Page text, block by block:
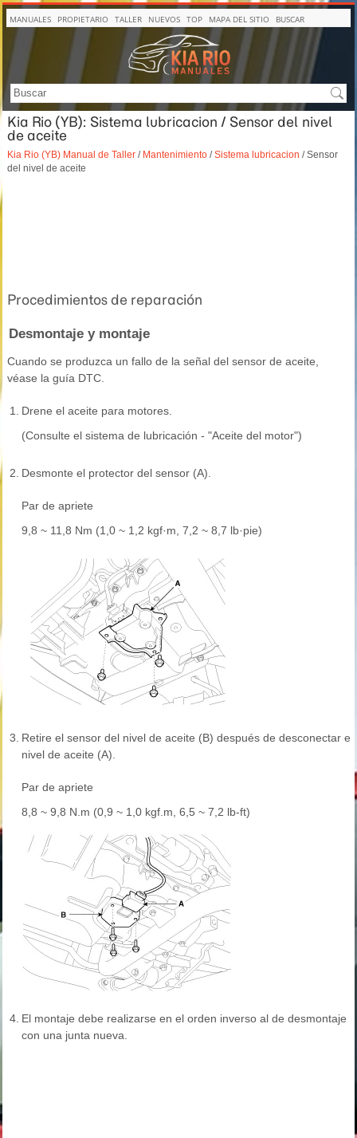
MANUALES PROPIETARIO TALLER NUEVOS TOP MAPA DEL SITIO BUSCAR
Kia Rio (YB): Sistema lubricacion / Sensor del nivel
de aceite
Kia Rio (YB) Manual de Taller / Mantenimiento /Sistema lubricacion / Sensor
del nivel de aceite
Procedimientos de reparación
Desmontaje y montaje
Cuando se produzca un fallo de la señal del sensor de aceite,
véase la guía DTC.
1.
Drene el aceite para motores.
(Consulte el sistema de lubricación - "Aceite del motor")
2. Desmonte el protector del sensor (A).
Par de apriete
9,8 ~ 11,8 Nm (1,0 ~ 1,2 kgf·m, 7,2 ~ 8,7 lb·pie)
3. Retire el sensor del nivel de aceite (B) después de desconectar
nivel de aceite (A).
Par de apriete
8,8 ~ 9,8 N.m (0,9 ~ 1,0 kgf.m, 6,5 ~ 7,2 lb-ft)
4. El montaje debe realizarse en el orden inverso al de desmontaje
con una junta nueva.